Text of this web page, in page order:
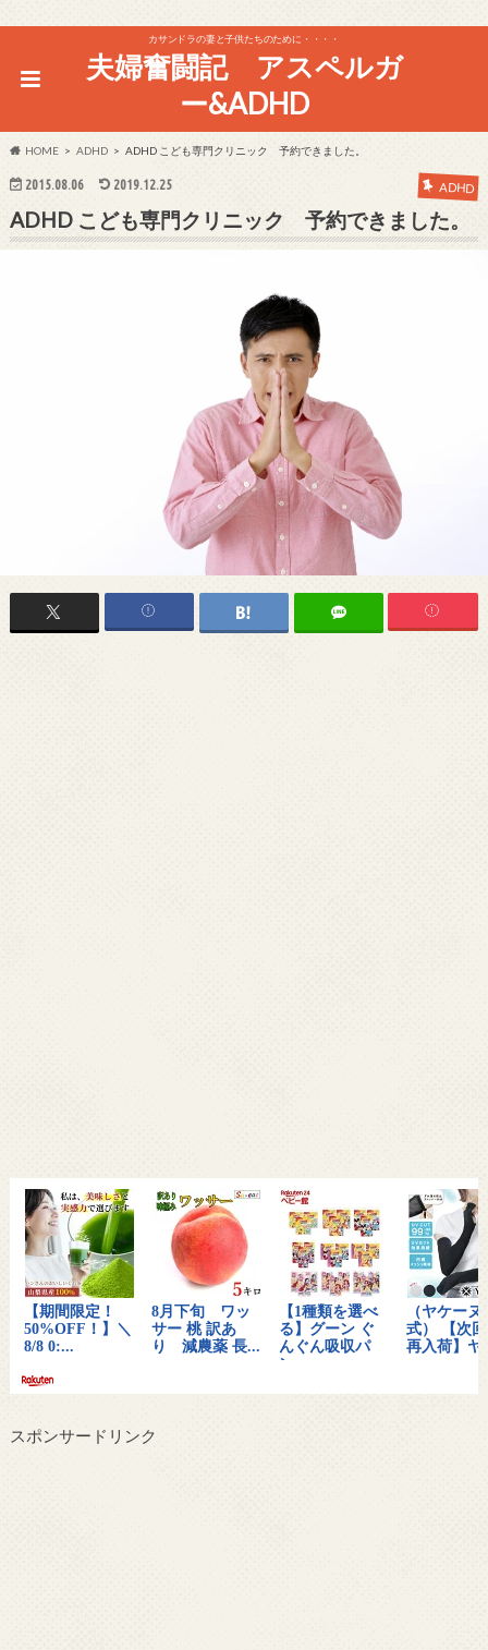
カサンドラの妻と子供たちのために・・・・
夫婦奮闘記 アスペルガ
ー&ADHD
HOME ADHD ADHD こども専門クリニック 予約できました。
2015.08.06 2019.12.25 ADHD
ADHD こども専門クリニック 予約できました。
スポンサードリンク